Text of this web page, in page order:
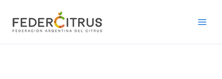
contenido